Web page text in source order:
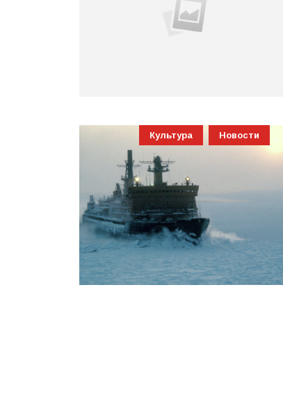
Культура Новости